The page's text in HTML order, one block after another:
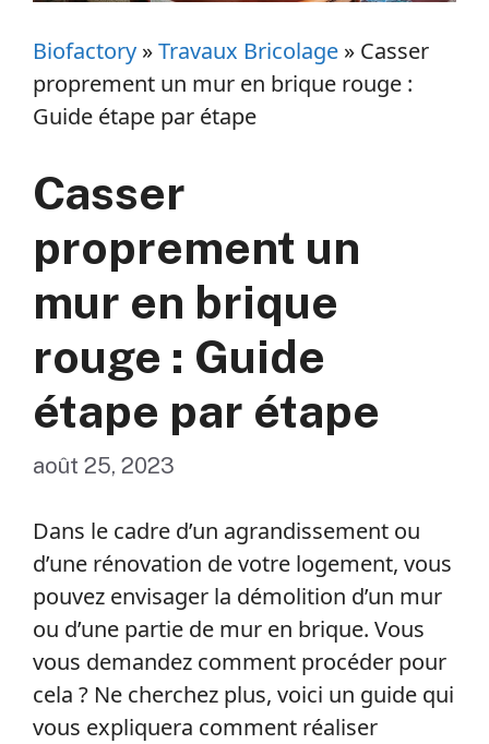
Biofactory »Travaux Bricolage » Casser
proprement un mur en brique rouge :
Guide étape par étape
Casser
proprement un
mur en brique
rouge : Guide
étape par étape
août 25, 2023
Dans le cadre d’un agrandissement ou
d’une rénovation de votre logement, vous
pouvez envisager la démolition d’un mur
ou d’une partie de mur en brique. Vous
vous demandez comment procéder pour
cela ? Ne cherchez plus, voici un guide qui
vous expliquera comment réaliser